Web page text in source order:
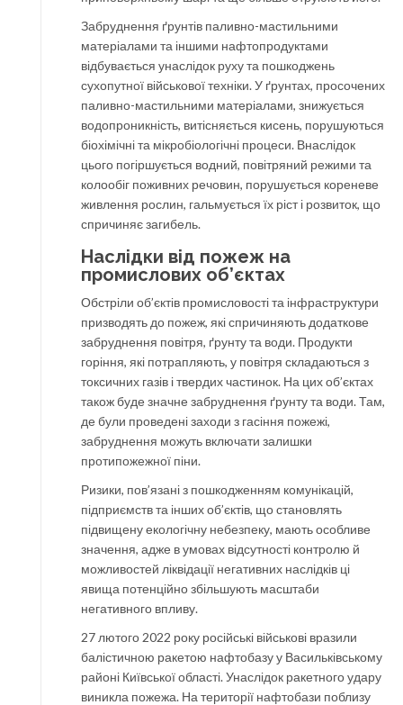
Забруднення ґрунтів паливно-мастильними
матеріалами та іншими нафтопродуктами
відбувається унаслідок руху та пошкоджень
сухопутної військової техніки. У ґрунтах, просочених
паливно-мастильними матеріалами, знижується
водопроникність, витісняється кисень, порушуються
біохімічні та мікробіологічні процеси. Внаслідок
цього погіршується водний, повітряний режими та
колообіг поживних речовин, порушується кореневе
живлення рослин, гальмується їх ріст і розвиток, що
спричиняє загибель.
Наслідки від пожеж на
промислових об’єктах
Обстріли об’єктів промисловості та інфраструктури
призводять до пожеж, які спричиняють додаткове
забруднення повітря, ґрунту та води. Продукти
горіння, які потрапляють, у повітря складаються з
токсичних газів і твердих частинок. На цих об’єктах
також буде значне забруднення ґрунту та води. Там,
де були проведені заходи з гасіння пожежі,
забруднення можуть включати залишки
протипожежної піни.
Ризики, пов’язані з пошкодженням комунікацій,
підприємств та інших об’єктів, що становлять
підвищену екологічну небезпеку, мають особливе
значення, адже в умовах відсутності контролю й
можливостей ліквідації негативних наслідків ці
явища потенційно збільшують масштаби
негативного впливу.
27 лютого 2022 року російські військові вразили
балістичною ракетою нафтобазу у Васильківському
районі Київської області. Унаслідок ракетного удару
виникла пожежа. На території нафтобази поблизу